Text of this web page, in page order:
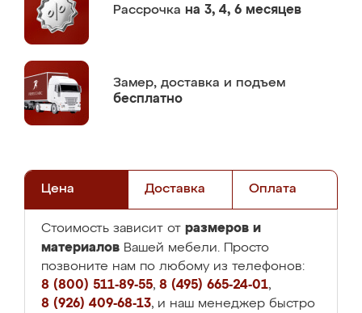
Рассрочка на 3, 4, 6 месяцев
Замер, доставка и подъем
бесплатно
Цена Доставка Оплата
Стоимость зависит от размеров и
материалов Вашей мебели. Просто
позвоните нам по любому из телефонов:
8 (800) 511-89-55, 8 (495) 665-24-01,
8 (926) 409-68-13, и наш менеджер быстро